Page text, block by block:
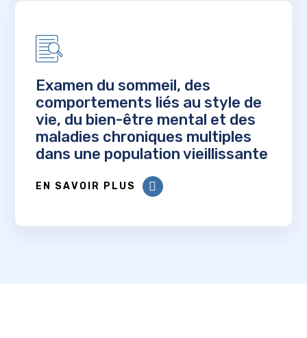
Examen du sommeil, des
comportements liés au style de
vie, du bien-être mental et des
maladies chroniques multiples
dans une population vieillissante
EN SAVOIR PLUS